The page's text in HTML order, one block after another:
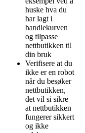
huske hva du
har lagt i
handlekurven
og tilpasse
nettbutikken til
din bruk
Verifisere at du
ikke er en robot
når du besøker
nettbutikken,
det vil si sikre
at nettbutikken
fungerer sikkert
og ikke